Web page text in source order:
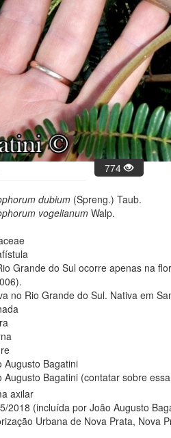
774
dubium (Spreng.) Taub.
vogelianumWalp.
Grande do Sul ocorre apenas na
no Rio Grande do Sul. Nativa em
Augusto Bagatini
Augusto Bagatini (contatar sobre
axilar
2018 (incluída por João Augusto
Urbana de Nova Prata, Nova